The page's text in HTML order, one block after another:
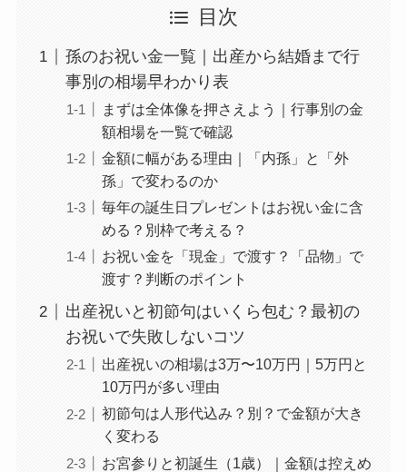
目次
孫のお祝い金一覧｜出産から結婚まで行
事別の相場早わかり表
まずは全体像を押さえよう｜行事別の金
額相場を一覧で確認
金額に幅がある理由｜「内孫」と「外
孫」で変わるのか
毎年の誕生日プレゼントはお祝い金に含
める？別枠で考える？
お祝い金を「現金」で渡す？「品物」で
渡す？判断のポイント
出産祝いと初節句はいくら包む？最初の
お祝いで失敗しないコツ
出産祝いの相場は3万〜10万円｜5万円と
10万円が多い理由
初節句は人形代込み？別？で金額が大き
く変わる
お宮参りと初誕生（1歳）｜金額は控えめ